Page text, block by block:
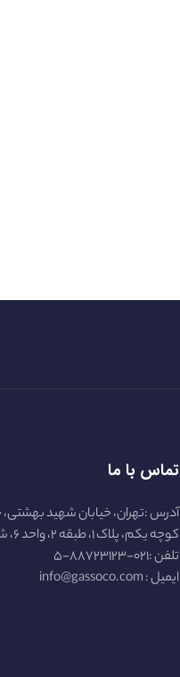
تماس با ما
آدرس :تهران، خیابان شهید بهشتی،
کوچه یکم، پلاک ۱، طبقه ۲، واحد ۶، شرکت گازسو :
تلفن :۰۲۱-۸۸۷۲۳۱۲۳-۵
ایمیل : info@gassoco.com